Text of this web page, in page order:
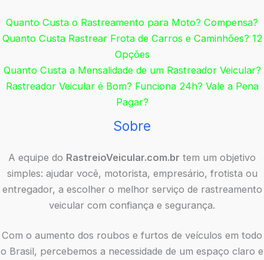
Quanto Custa o Rastreamento para Moto? Compensa?
Quanto Custa Rastrear Frota de Carros e Caminhões? 12
Opções
Quanto Custa a Mensalidade de um Rastreador Veicular?
Rastreador Veicular é Bom? Funciona 24h? Vale a Pena
Pagar?
Sobre
A equipe do RastreioVeicular.com.br tem um objetivo
simples: ajudar você, motorista, empresário, frotista ou
entregador, a escolher o melhor serviço de rastreamento
veicular com confiança e segurança.
Com o aumento dos roubos e furtos de veículos em todo
o Brasil, percebemos a necessidade de um espaço claro e